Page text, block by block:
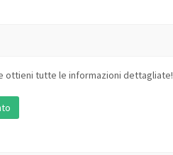
ottieni tutte le informazioni dettagliate!